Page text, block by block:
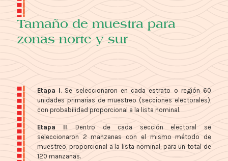
Tamaño de muestra para
zonas norte y sur
Etapa I. Se seleccionaron en cada estrato o región 60
unidades primarias de muestreo (secciones electorales),
con probabilidad proporcional a la lista nominal.
Etapa II. Dentro de cada sección electoral se
seleccionaron 2 manzanas con el mismo método de
muestreo, proporcional a la lista nominal, para un total de
120 manzanas.